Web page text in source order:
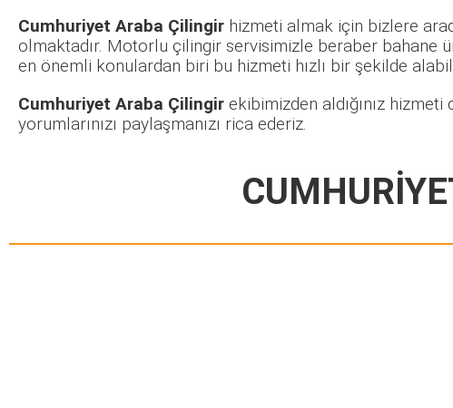
Cumhuriyet Araba Çilingir hizmeti almak için bizlere
olmaktadır. Motorlu çilingir servisimizle beraber bahane
en önemli konulardan biri bu hizmeti hızlı bir şekilde
Cumhuriyet Araba Çilingir ekibimizden aldığınız
yorumlarınızı paylaşmanızı rica ederiz.